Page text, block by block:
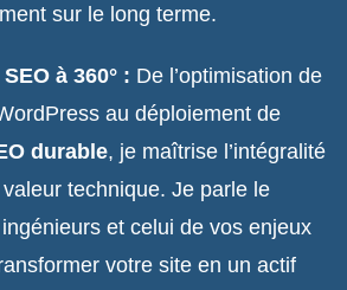
sur le long terme.
à 360° : De l’optimisation de
au déploiement de
durable, je maîtrise l’intégralité
technique. Je parle le
et celui de vos enjeux
votre site en un actif